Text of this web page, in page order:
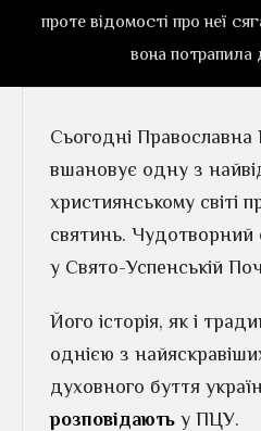
проте відомості про неї
вона потрапила
Сьогодні Православна
вшановує одну з
християнському світі
святинь. Чудотворний
у Свято-Успенській
Його історія, як і
однією з
духовного буття
розповідають у ПЦУ.